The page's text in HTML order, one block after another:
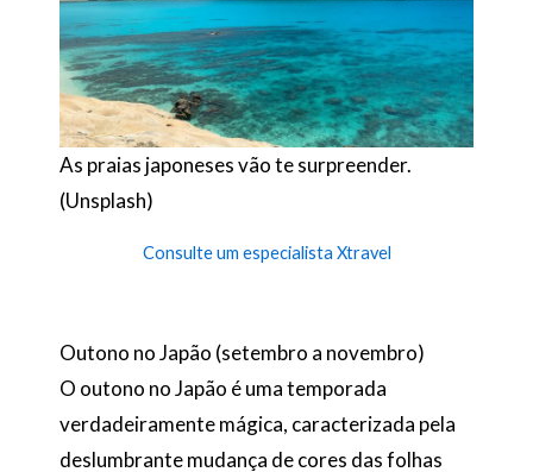
As praias japoneses vão te surpreender.
(Unsplash)
Consulte um especialista Xtravel
Outono no Japão (setembro a novembro)
O outono no Japão é uma temporada
verdadeiramente mágica, caracterizada pela
deslumbrante mudança de cores das folhas